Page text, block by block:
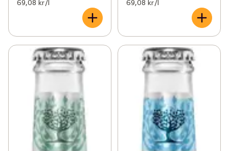
69,08 kr /l 69,08 kr /l